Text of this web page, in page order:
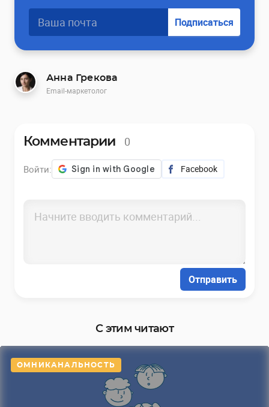
Подписаться
Анна Грекова
Email-маркетолог
Комментарии 0
Войти: Facebook
Отправить
С этим читают
ОМНИКАНАЛЬНОСТЬ